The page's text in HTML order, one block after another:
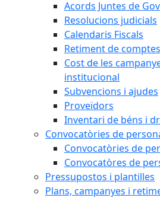
Acords Juntes de
Resolucions judicials
Calendaris Fiscals
Retiment de comptes
Cost de les
institucional
Subvencions i ajudes
Proveïdors
Inventari de béns i
Convocatòries de
Convocatòries de
Convocatòres de
Pressupostos i plantilles
Plans, campanyes i